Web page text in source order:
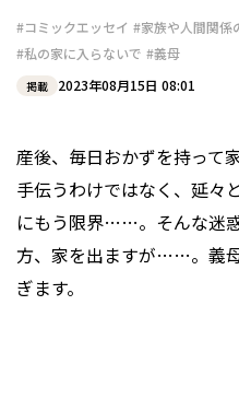
#コミックエッセイ #家族や人間関係
#私の家に入らないで #義母
掲載 2023年08月15日 08:01
産後、毎日おかずを持って
手伝うわけではなく、延々
にもう限界……。そんな迷
方、家を出ますが……。義
ぎます。